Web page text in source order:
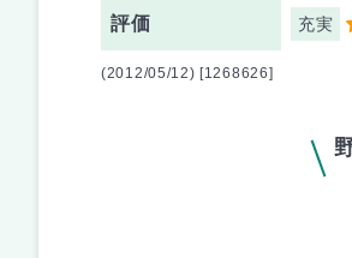
評価 充実
(2012/05/12) [1268626]